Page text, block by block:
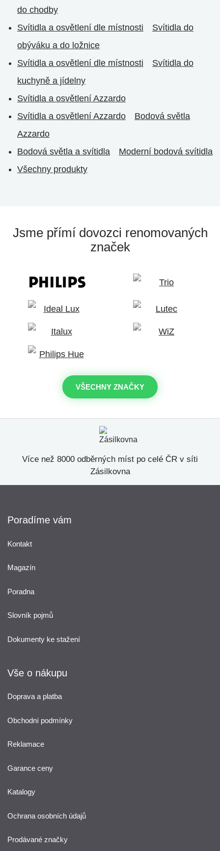
do chodby
Svítidla a osvětlení dle místnosti
Svítidla do
obýváku a do ložnice
Svítidla a osvětlení dle místnosti
Svítidla do
kuchyně a jídelny
Svítidla a osvětlení Azzardo
Svítidla a osvětlení Azzardo
Bodová světla
Azzardo
Bodová světla a svítidla
Moderní bodová svítidla
Všechny produkty
Jsme přímí dovozci renomovaných
značek
VŠECHNY ZNAČKY
Více než 8000 odběrných míst po celé ČR v síti
Zásilkovna
Poradíme vám
Kontakt
Magazín
Poradna
Slovník pojmů
Dokumenty ke stažení
Vše o nákupu
Doprava a platba
Obchodní podmínky
Reklamace
Garance ceny
Katalogy
Ochrana osobních údajů
Prodávané značky